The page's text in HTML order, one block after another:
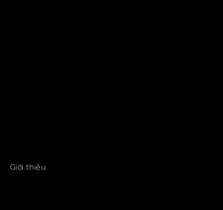
Giới thiệu